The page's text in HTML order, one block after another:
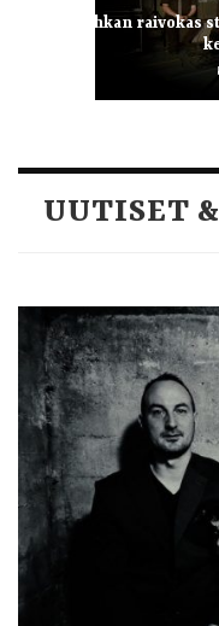
Karahkan raivokas
UUTISET